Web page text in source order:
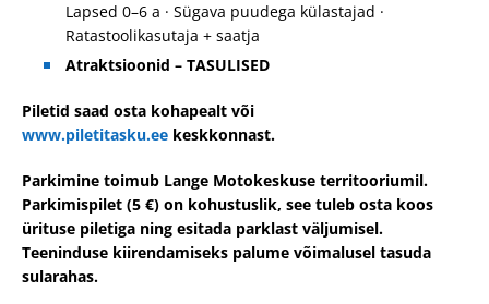
Lapsed 0–6 a · Sügava puudega külastajad ·
Ratastoolikasutaja + saatja
Atraktsioonid – TASULISED
Piletid saad osta kohapealt või
www.piletitasku.ee keskkonnast.
Parkimine toimub Lange Motokeskuse territooriumil.
Parkimispilet (5 €) on kohustuslik, see tuleb osta koos
ürituse piletiga ning esitada parklast väljumisel.
Teeninduse kiirendamiseks palume võimalusel tasuda
sularahas.